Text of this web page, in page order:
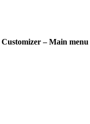
Customizer – Main menu